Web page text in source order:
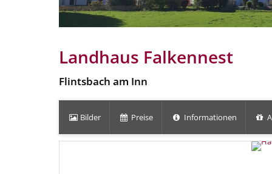
Landhaus Falkennest
Flintsbach am Inn
Bilder Preise Informationen